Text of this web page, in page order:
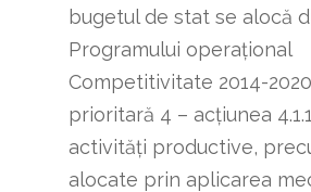
bugetul de stat se alocă
Programului operaţional
Competitivitate 2014-
prioritară 4 – acţiunea
activităţi productive,
alocate prin aplicarea